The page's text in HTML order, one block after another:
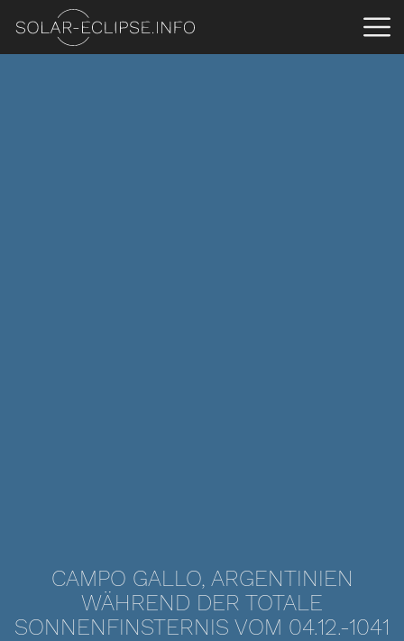
CAMPO GALLO, ARGENTINIEN
WÄHREND DER TOTALE
SONNENFINSTERNIS VOM 04.12.-1041